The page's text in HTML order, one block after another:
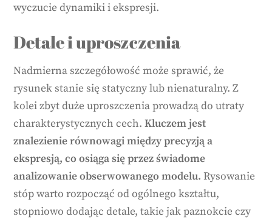
wyczucie dynamiki i ekspresji.
Detale i uproszczenia
Nadmierna szczegółowość może sprawić, że
rysunek stanie się statyczny lub nienaturalny. Z
kolei zbyt duże uproszczenia prowadzą do utraty
charakterystycznych cech.Kluczem jest
znalezienie równowagi między precyzją a
ekspresją, co osiąga się przez świadome
analizowanie obserwowanego modelu. Rysowanie
stóp warto rozpocząć od ogólnego kształtu,
stopniowo dodając detale, takie jak paznokcie czy